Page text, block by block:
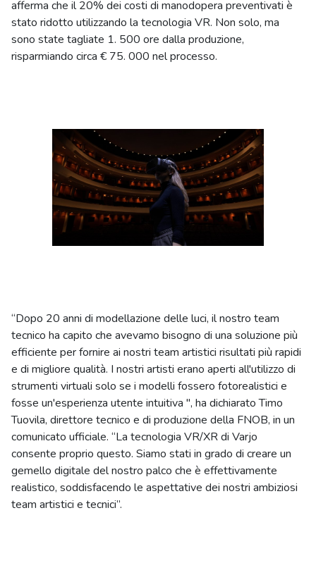
afferma che il 20% dei costi di manodopera preventivati ​​è
stato ridotto utilizzando la tecnologia VR. Non solo, ma
sono state tagliate 1. 500 ore dalla produzione,
risparmiando circa € 75. 000 nel processo.
“Dopo 20 anni di modellazione delle luci, il nostro team
tecnico ha capito che avevamo bisogno di una soluzione più
efficiente per fornire ai nostri team artistici risultati più rapidi
e di migliore qualità. I nostri artisti erano aperti all'utilizzo di
strumenti virtuali solo se i modelli fossero fotorealistici e
fosse un'esperienza utente intuitiva ", ha dichiarato Timo
Tuovila, direttore tecnico e di produzione della FNOB, in un
comunicato ufficiale. “La tecnologia VR/XR di Varjo
consente proprio questo. Siamo stati in grado di creare un
gemello digitale del nostro palco che è effettivamente
realistico, soddisfacendo le aspettative dei nostri ambiziosi
team artistici e tecnici”.